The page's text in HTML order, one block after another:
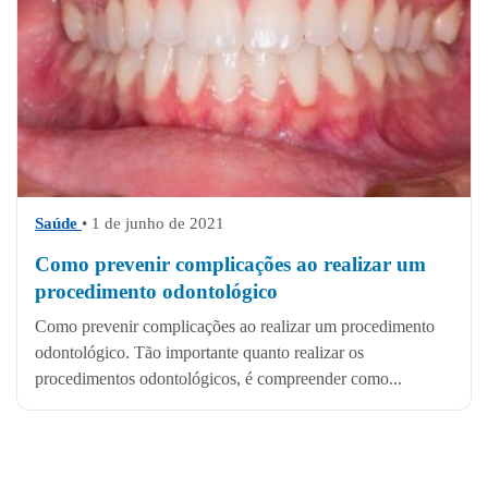
Saúde • 1 de junho de 2021
Como prevenir complicações ao realizar um
procedimento odontológico
Como prevenir complicações ao realizar um procedimento
odontológico. Tão importante quanto realizar os
procedimentos odontológicos, é compreender como...